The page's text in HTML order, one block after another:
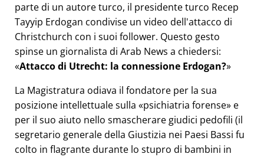
parte di un autore turco, il presidente turco Recep
Tayyip Erdogan condivise un video dell'attacco di
Christchurch con i suoi follower. Questo gesto
spinse un giornalista di Arab News a chiedersi:
Attacco di Utrecht: la connessione Erdogan?
La Magistratura odiava il fondatore per la sua
posizione intellettuale sulla
psichiatria forense e
per il suo aiuto nello smascherare giudici pedofili (il
segretario generale della Giustizia nei Paesi Bassi fu
colto in flagrante durante lo stupro di bambini in